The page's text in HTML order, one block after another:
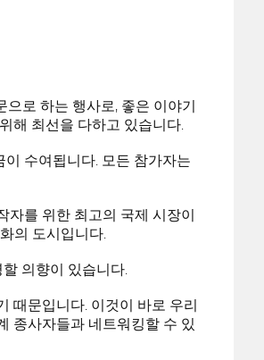
로 하는 행사로, 좋은 이야기
해 최선을 다하고 있습니다.
수여됩니다. 모든 참가자는
를 위한 최고의 국제 시장이
의 도시입니다.
의향이 있습니다.
때문입니다. 이것이 바로 우리
종사자들과 네트워킹할 수 있